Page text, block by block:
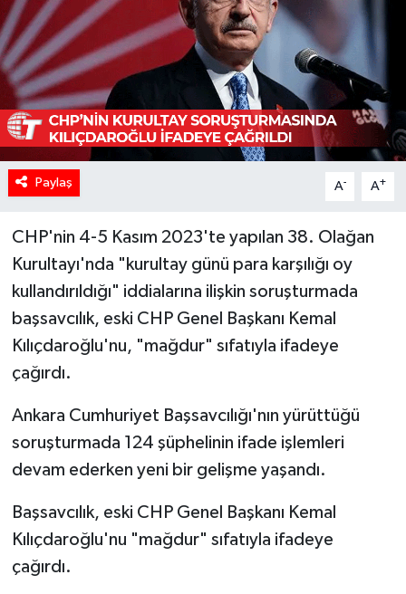
Paylaş A- A+
CHP'nin 4-5 Kasım 2023'te yapılan 38. Olağan
Kurultayı'nda "kurultay günü para karşılığı oy
kullandırıldığı" iddialarına ilişkin soruşturmada
başsavcılık, eski CHP Genel Başkanı Kemal
Kılıçdaroğlu'nu, "mağdur" sıfatıyla ifadeye
çağırdı.
Ankara Cumhuriyet Başsavcılığı'nın yürüttüğü
soruşturmada 124 şüphelinin ifade işlemleri
devam ederken yeni bir gelişme yaşandı.
Başsavcılık, eski CHP Genel Başkanı Kemal
Kılıçdaroğlu'nu "mağdur" sıfatıyla ifadeye
çağırdı.